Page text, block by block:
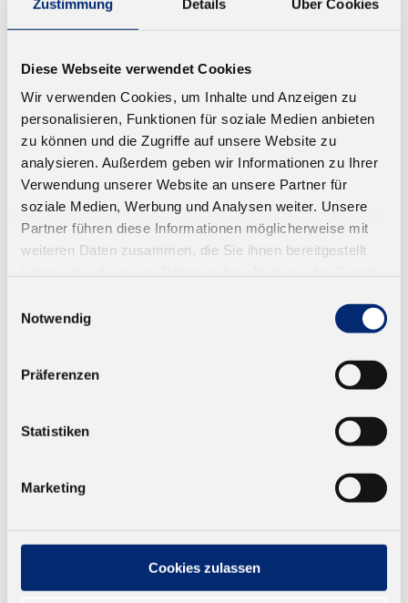
Zustimmung Details Über Cookies
Diese Webseite verwendet Cookies
Wir verwenden Cookies, um Inhalte und Anzeigen zu
personalisieren, Funktionen für soziale Medien anbieten
zu können und die Zugriffe auf unsere Website zu
analysieren. Außerdem geben wir Informationen zu Ihrer
Verwendung unserer Website an unsere Partner für
soziale Medien, Werbung und Analysen weiter. Unsere
Partner führen diese Informationen möglicherweise mit
weiteren Daten zusammen, die Sie ihnen bereitgestellt
Notwendig
Präferenzen
Statistiken
Marketing
Cookies zulassen
Chemische
Basis
EVA-Copolymere
gserklärung
1000 Stück pro Palette
DATENBLÄTTER